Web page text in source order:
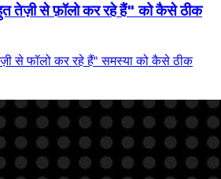
तेज़ी से फ़ॉलो कर रहे हैं" को कैसे ठीक
से फॉलो कर रहे हैं" समस्या को कैसे ठीक